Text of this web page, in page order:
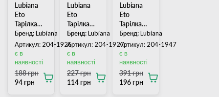
Lubiana
Eto
Тарілка
кругла
250 мм
Бренд:Lubiana
Артикул: 204-1926
188 грн
94 грн
є в
наявності
Lubiana
Eto
Тарілка
кругла
270 мм
Бренд:Lubiana
Артикул: 204-1927
227 грн
114 грн
є в
наявності
Lubiana
Eto
Тарілка
кругла
305 мм
Бренд:Lubiana
Артикул: 204-1947
391 грн
196 грн
є в
наявності